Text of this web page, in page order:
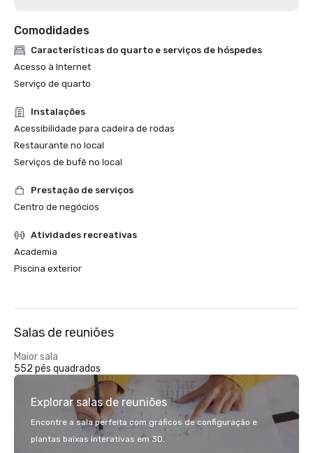
Comodidades
Características do quarto e serviços de hóspedes
Acesso à Internet
Serviço de quarto
Instalações
Acessibilidade para cadeira de rodas
Restaurante no local
Serviços de bufê no local
Prestação de serviços
Centro de negócios
Atividades recreativas
Academia
Piscina exterior
Salas de reuniões
Maior sala
552 pés quadrados
Explorar salas de reuniões
Encontre a sala perfeita com gráficos de configuração e
plantas baixas interativas em 3D.